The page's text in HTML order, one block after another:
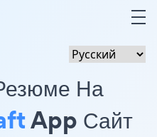
На
App Сайт